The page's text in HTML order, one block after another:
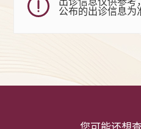
公布的出诊信息为